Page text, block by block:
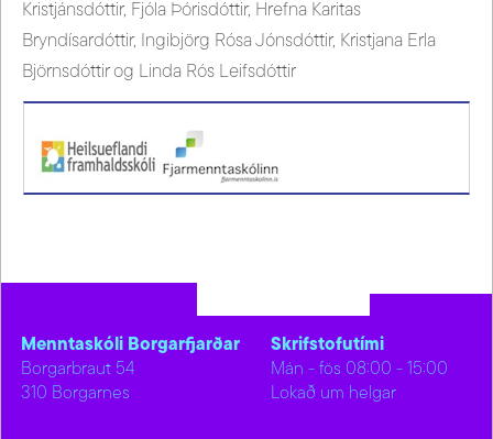
Kristjánsdóttir, Fjóla Þórisdóttir, Hrefna Karitas
Bryndísardóttir, Ingibjörg Rósa Jónsdóttir, Kristjana Erla
Björnsdóttir og Linda Rós Leifsdóttir
Menntaskóli Borgarfjarðar
Borgarbraut 54
310 Borgarnes
Skrifstofutími
Mán - fös 08:00 - 15:00
Lokað um helgar